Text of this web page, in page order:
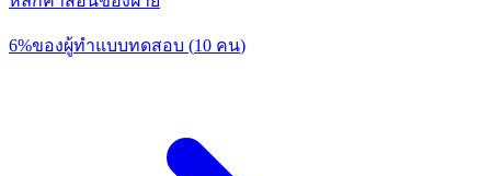
6%ของผู้ทำแบบทดสอบ (10 คน)